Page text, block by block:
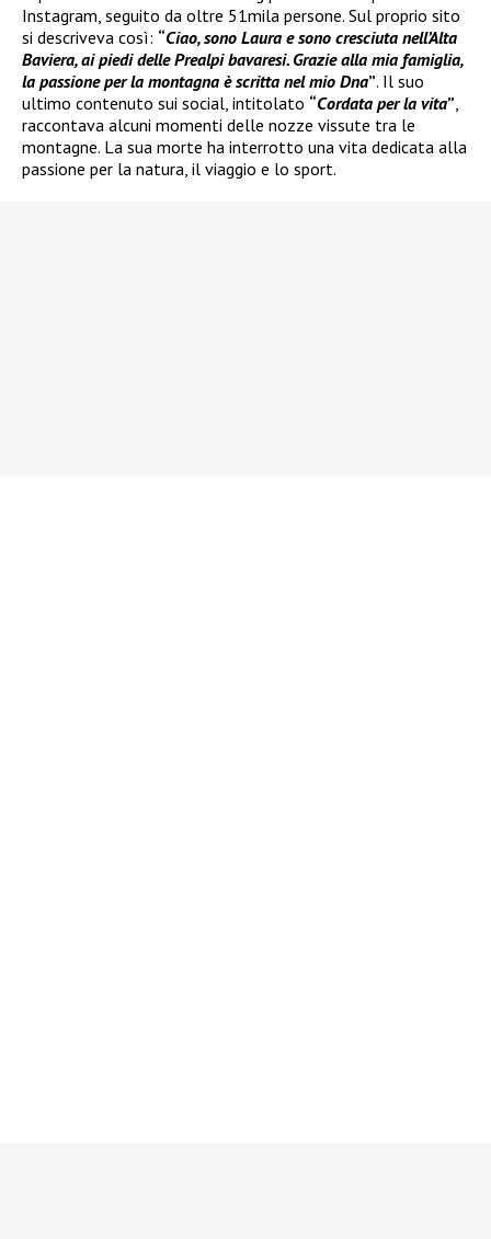
Instagram, seguito da oltre 51mila persone. Sul proprio sito
si descriveva così: “Ciao, sono Laura e sono cresciuta nell’Alta
Baviera, ai piedi delle Prealpi bavaresi. Grazie alla mia famiglia,
la passione per la montagna è scritta nel mio Dna”. Il suo
ultimo contenuto sui social, intitolato “Cordata per la vita”
raccontava alcuni momenti delle nozze vissute tra le
montagne. La sua morte ha interrotto una vita dedicata alla
passione per la natura, il viaggio e lo sport.